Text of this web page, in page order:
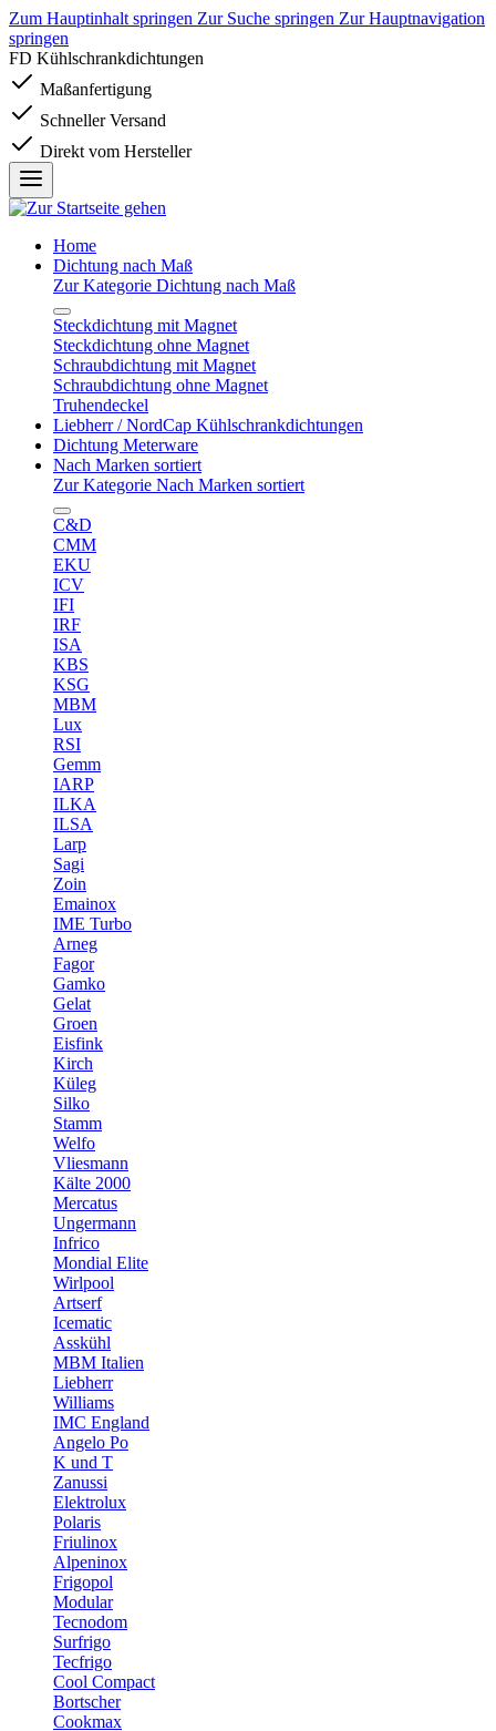
Zum Hauptinhalt springen Zur Suche springen Zur Hauptnavigation
springen
FD Kühlschrankdichtungen
Maßanfertigung
Schneller Versand
Direkt vom Hersteller
Home
Dichtung nach Maß
Zur Kategorie Dichtung nach Maß
Steckdichtung mit Magnet
Steckdichtung ohne Magnet
Schraubdichtung mit Magnet
Schraubdichtung ohne Magnet
Truhendeckel
Liebherr / NordCap Kühlschrankdichtungen
Dichtung Meterware
Nach Marken sortiert
Zur Kategorie Nach Marken sortiert
C&D
CMM
EKU
ICV
IFI
IRF
ISA
KBS
KSG
MBM
Lux
RSI
Gemm
IARP
ILKA
ILSA
Larp
Sagi
Zoin
Emainox
IME Turbo
Arneg
Fagor
Gamko
Gelat
Groen
Eisfink
Kirch
Küleg
Silko
Stamm
Welfo
Vliesmann
Kälte 2000
Mercatus
Ungermann
Infrico
Mondial Elite
Wirlpool
Artserf
Icematic
Asskühl
MBM Italien
Liebherr
Williams
IMC England
Angelo Po
K und T
Zanussi
Elektrolux
Polaris
Friulinox
Alpeninox
Frigopol
Modular
Tecnodom
Surfrigo
Tecfrigo
Cool Compact
Bortscher
Cookmax